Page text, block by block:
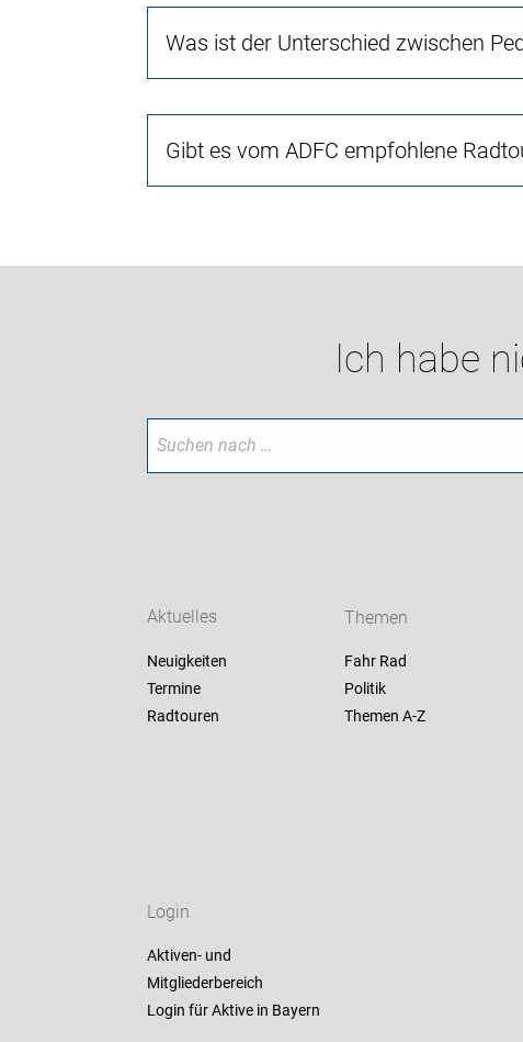
Was ist der Unterschied zwischen
Gibt es vom ADFC empfohlene
Ich habe
Aktuelles
Neuigkeiten
Termine
Radtouren
Themen
Fahr Rad
Politik
Themen A-Z
Login
Aktiven- und
Mitgliederbereich
Login für Aktive in Bayern